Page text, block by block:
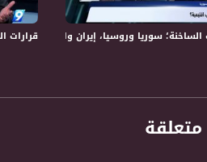
والحركة الوطنية الفلسطينية. لقاء خاص من العاصمة
حلقة 25-4-2017على قناة اليوتيوب الرسمية
" برنامج حواري اسبوعي يتناول قضايا الداخل
/ المشاهد في الداخل وكذلك اهتمامات الفلسطيني
قرارات
سوريا وروسيا، إيران واسرائيل، ماذا تغيّر؟!- الكاملة